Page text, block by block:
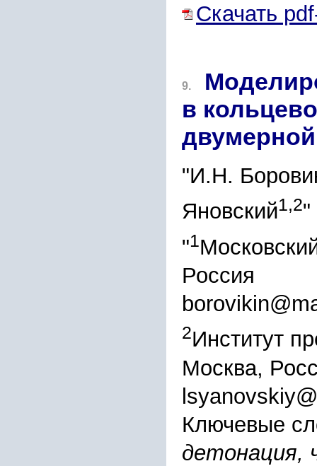
Скачать
9.
в
"И.Н.
Яновский1,2"
"1
Россия
2Институт
Москва,
Ключевые
детонация,